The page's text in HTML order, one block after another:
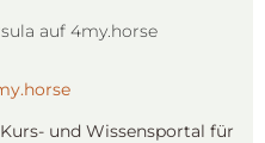
auf 4my.horse
und Wissensportal für